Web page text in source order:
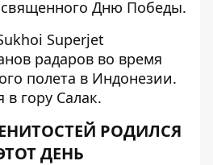
Дню Победы.
Superjet
радаров во время
полета в Индонезии.
в гору Салак.
РОДИЛСЯ
ДЕНЬ